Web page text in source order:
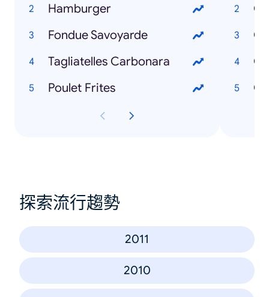
Hamburger
Fondue Savoyarde
Tagliatelles Carbonara
Poulet Frites
探索流行趨勢
2011
2010